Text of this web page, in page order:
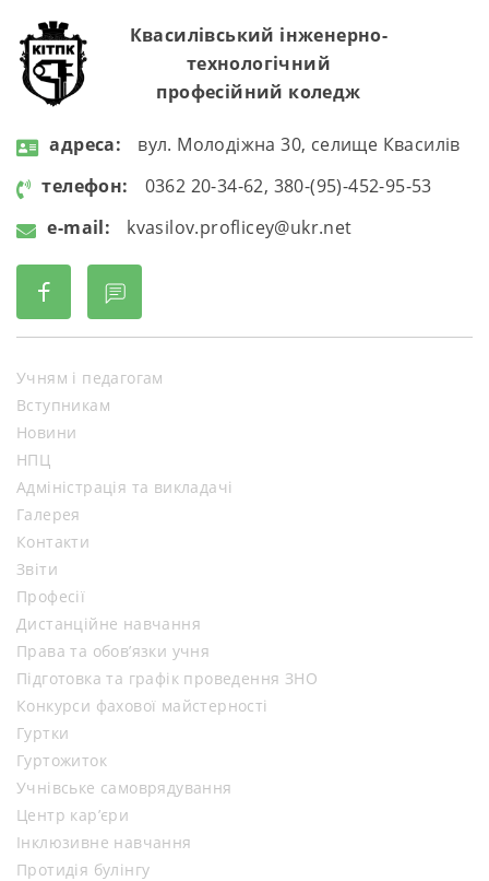
Квасилівський інженерно-
технологічний
професійний коледж
aдресa:
вул. Молодіжна 30, селище Квасилів
телефон:
0362 20-34-62, 380-(95)-452-95-53
e-mail:
kvasilov.proflicey@ukr.net
Учням і педагогам
Вступникам
Новини
НПЦ
Адміністрація та викладачі
Галерея
Контакти
Звіти
Професії
Дистанційне навчання
Права та обов’язки учня
Підготовка та графік проведення ЗНО
Конкурси фахової майстерності
Гуртки
Гуртожиток
Учнівське самоврядування
Центр кар’єри
Інклюзивне навчання
Протидія булінгу